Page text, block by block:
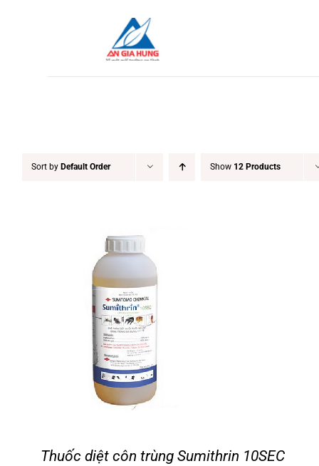
Sort by Default Order Show 12 Products
Thuốc diệt côn trùng Sumithrin 10SEC